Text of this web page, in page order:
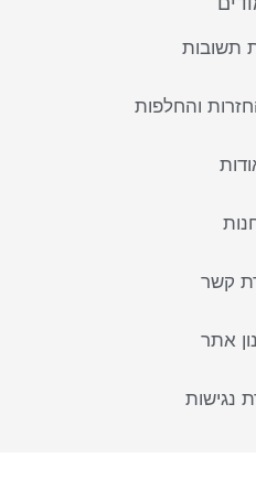
תשובות
והחלפות
קשר
אתר
נגישות